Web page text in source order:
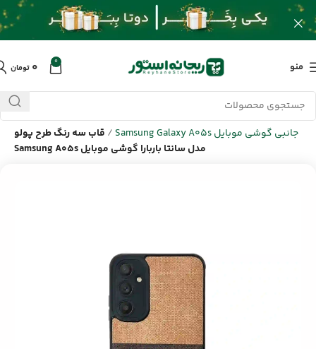
منو 0 ۰ تومان
خانه/محصولات/لوازم جانبی گوشی سامسونگ Samsung /لوازم
جانبی گوشی موبایل Samsung Galaxy A05s
/ قاب سه رنگ طرح پولو
مدل سانتا باربارا گوشی موبایل Samsung A05s